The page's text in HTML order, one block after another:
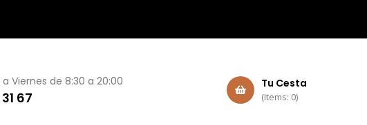
a Viernes de 8:30 a 20:00
67
Tu Cesta
(Items: 0)